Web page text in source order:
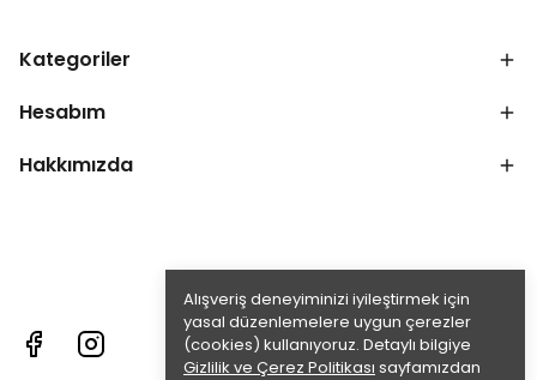
Alışveriş deneyiminizi iyileştirmek için
yasal düzenlemelere uygun çerezler
(cookies) kullanıyoruz. Detaylı bilgiye
Gizlilik ve Çerez Politikası sayfamızdan
Kategoriler
Hesabım
Hakkımızda